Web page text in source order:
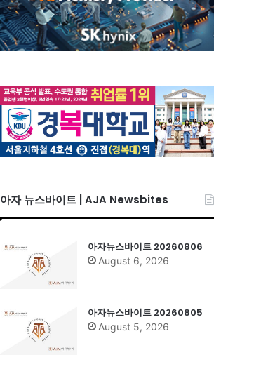
아자 뉴스바이트 | AJA Newsbites
아자뉴스바이트 20260806
August 6, 2026
아자뉴스바이트 20260805
August 5, 2026